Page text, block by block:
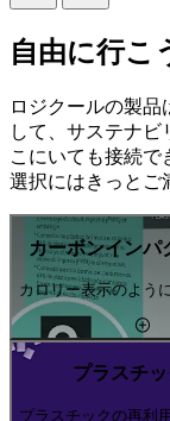
自由に行こ
ロジクールの製
して、サステナ
こにいても接続で
選択にはきっとご
カーボンインパ
カロリー表示のよう
プラスチ
プラスチックの再利